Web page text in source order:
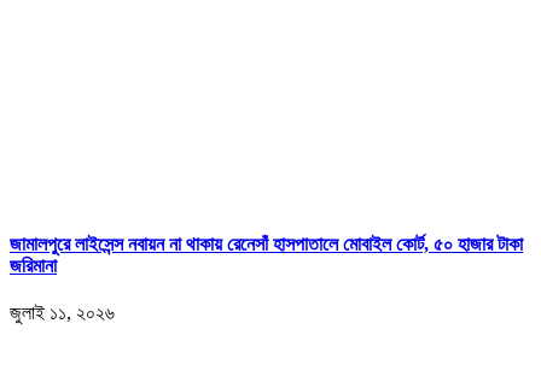
জামালপুরে লাইসেন্স নবায়ন না থাকায় রেনেসাঁ হাসপাতালে মোবাইল কোর্ট, ৫০ হাজার টাকা
জরিমানা
জুলাই ১১, ২০২৬